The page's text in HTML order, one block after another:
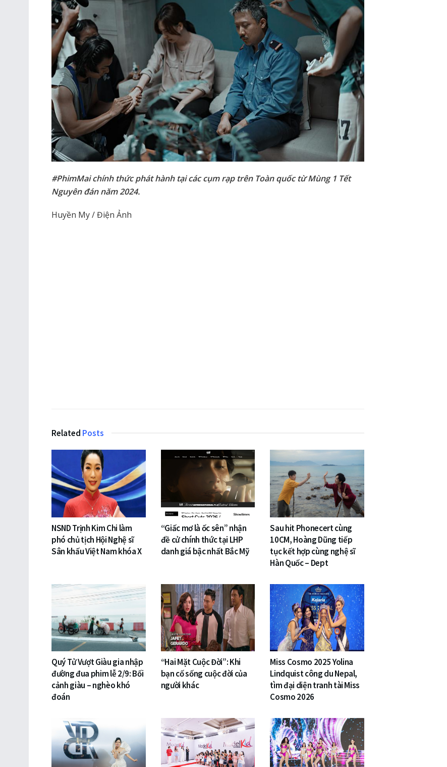
#PhimMai chính thức phát hành tại các cụm rạp trên Toàn quốc từ Mùng 1 Tết
Nguyên đán năm 2024.
Huyền My / Điện Ảnh
Related Posts
NSND Trịnh Kim Chi làm
phó chủ tịch Hội Nghệ sĩ
Sân khấu Việt Nam khóa X
“Giấc mơ là ốc sên” nhận
đề cử chính thức tại LHP
danh giá bậc nhất Bắc Mỹ
Sau hit Phonecert cùng
10CM, Hoàng Dũng tiếp
tục kết hợp cùng nghệ sĩ
Hàn Quốc – Dept
Quý Tử Vượt Giàu gia nhập
đường đua phim lễ 2/9: Bối
cảnh giàu – nghèo khó
đoán
“Hai Mặt Cuộc Đời”: Khi
bạn cố sống cuộc đời của
người khác
Miss Cosmo 2025 Yolina
Lindquist công du Nepal,
tìm đại diện tranh tài Miss
Cosmo 2026